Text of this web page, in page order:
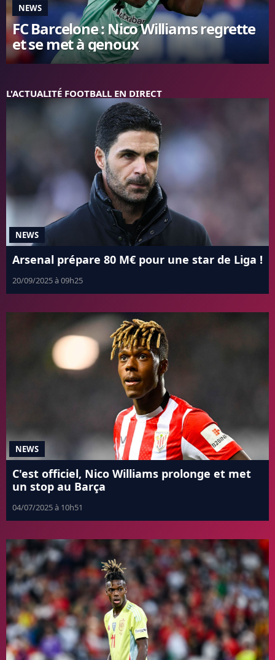
FC BARCELONE
MANCHESTER UNITED
CHELSEA
ARSENAL
L'AVIS DE LA RÉDAC'
NEWS
FC Barcelone : Nico Williams regrette
et se met à genoux
L'ACTUALITÉ FOOTBALL EN DIRECT
NEWS
Arsenal prépare 80 M€ pour une star de Liga !
20/09/2025 à 09h25
NEWS
C'est officiel, Nico Williams prolonge et met
un stop au Barça
04/07/2025 à 10h51